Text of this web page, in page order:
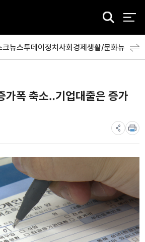
검
크뉴스투데이정치사회경제생활/문화뉴스특
가폭 축소‥기업대출은 증가